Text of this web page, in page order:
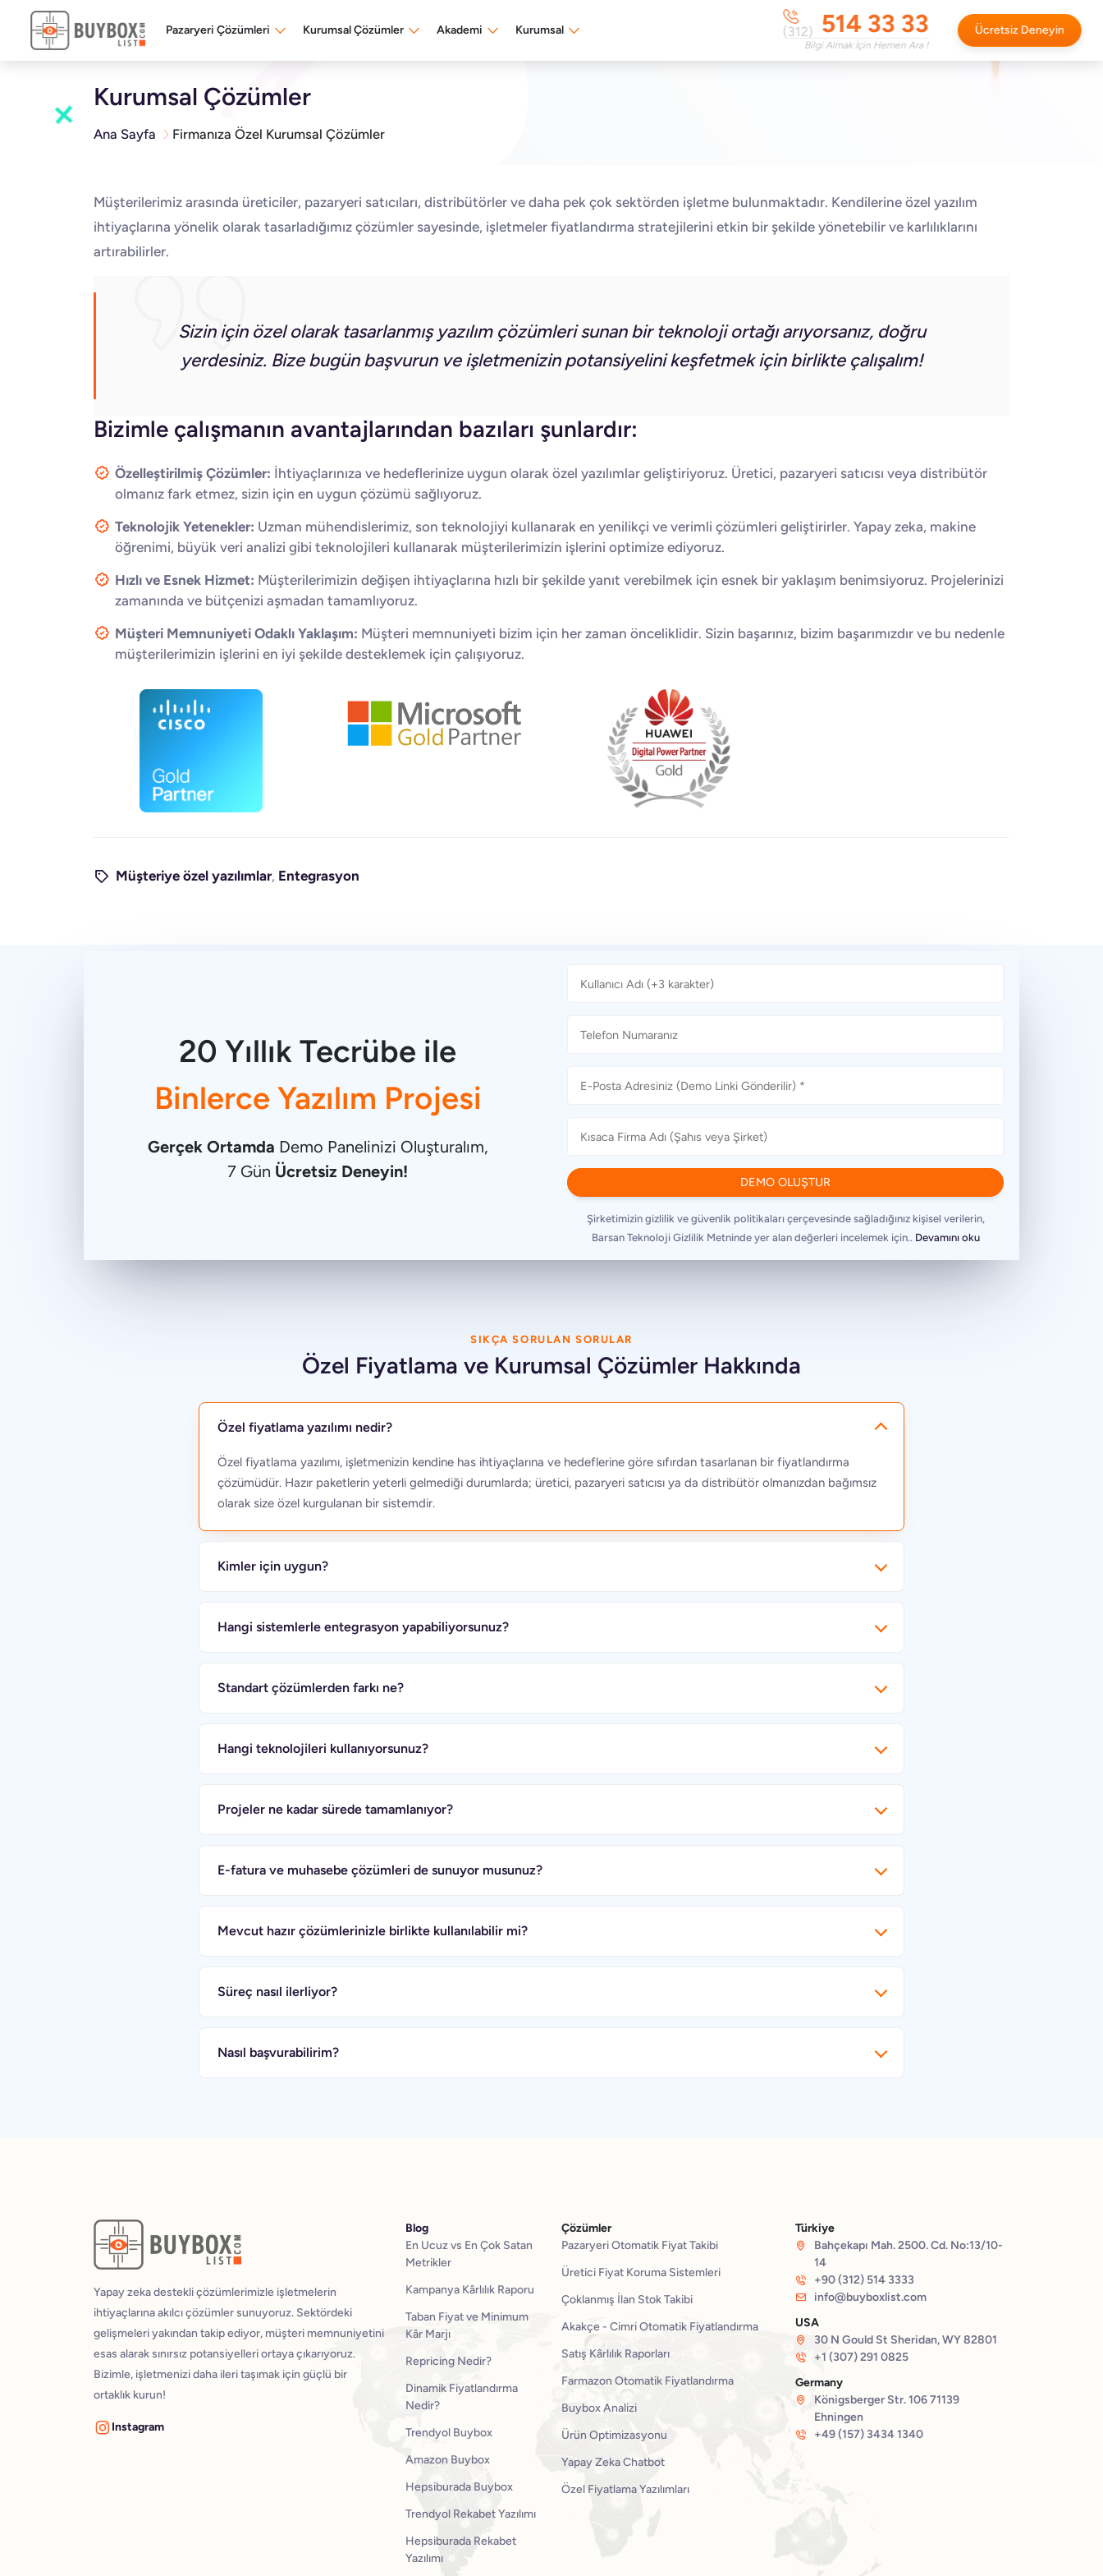
Pazaryeri Çözümleri Kurumsal Çözümler Akademi Kurumsal (312) 514 33 33
Bilgi Almak İçin Hemen Ara !
Ücretsiz Deneyin
Kurumsal Çözümler
Ana Sayfa Firmanıza Özel Kurumsal Çözümler
Müşterilerimiz arasında üreticiler, pazaryeri satıcıları, distribütörler ve daha pek çok sektörden işletme bulunmaktadır. Kendilerine özel yazılım
ihtiyaçlarına yönelik olarak tasarladığımız çözümler sayesinde, işletmeler fiyatlandırma stratejilerini etkin bir şekilde yönetebilir ve karlılıklarını
artırabilirler.
Sizin için özel olarak tasarlanmış yazılım çözümleri sunan bir teknoloji ortağı arıyorsanız, doğru
yerdesiniz. Bize bugün başvurun ve işletmenizin potansiyelini keşfetmek için birlikte çalışalım!
Bizimle çalışmanın avantajlarından bazıları şunlardır:
Özelleştirilmiş Çözümler: İhtiyaçlarınıza ve hedeflerinize uygun olarak özel yazılımlar geliştiriyoruz. Üretici, pazaryeri satıcısı veya distribütör
olmanız fark etmez, sizin için en uygun çözümü sağlıyoruz.
Teknolojik Yetenekler: Uzman mühendislerimiz, son teknolojiyi kullanarak en yenilikçi ve verimli çözümleri geliştirirler. Yapay zeka, makine
öğrenimi, büyük veri analizi gibi teknolojileri kullanarak müşterilerimizin işlerini optimize ediyoruz.
Hızlı ve Esnek Hizmet: Müşterilerimizin değişen ihtiyaçlarına hızlı bir şekilde yanıt verebilmek için esnek bir yaklaşım benimsiyoruz. Projelerinizi
zamanında ve bütçenizi aşmadan tamamlıyoruz.
Müşteri Memnuniyeti Odaklı Yaklaşım: Müşteri memnuniyeti bizim için her zaman önceliklidir. Sizin başarınız, bizim başarımızdır ve bu nedenle
müşterilerimizin işlerini en iyi şekilde desteklemek için çalışıyoruz.
Müşteriye özel yazılımlar, Entegrasyon
20 Yıllık Tecrübe ile
Binlerce Yazılım Projesi
Gerçek Ortamda Demo Panelinizi Oluşturalım,
7 Gün Ücretsiz Deneyin!
Şirketimizin gizlilik ve güvenlik politikaları çerçevesinde sağladığınız kişisel verilerin,
Barsan Teknoloji Gizlilik Metninde yer alan değerleri incelemek için.. Devamını oku
SIKÇA SORULAN SORULAR
Özel Fiyatlama ve Kurumsal Çözümler Hakkında
Özel fiyatlama yazılımı nedir?
Özel fiyatlama yazılımı, işletmenizin kendine has ihtiyaçlarına ve hedeflerine göre sıfırdan tasarlanan bir fiyatlandırma
çözümüdür. Hazır paketlerin yeterli gelmediği durumlarda; üretici, pazaryeri satıcısı ya da distribütör olmanızdan bağımsız
olarak size özel kurgulanan bir sistemdir.
Kimler için uygun?
Hangi sistemlerle entegrasyon yapabiliyorsunuz?
Standart çözümlerden farkı ne?
Hangi teknolojileri kullanıyorsunuz?
Projeler ne kadar sürede tamamlanıyor?
E-fatura ve muhasebe çözümleri de sunuyor musunuz?
Mevcut hazır çözümlerinizle birlikte kullanılabilir mi?
Süreç nasıl ilerliyor?
Nasıl başvurabilirim?
Yapay zeka destekli çözümlerimizle işletmelerin
ihtiyaçlarına akılcı çözümler sunuyoruz. Sektördeki
gelişmeleri yakından takip ediyor, müşteri memnuniyetini
esas alarak sınırsız potansiyelleri ortaya çıkarıyoruz.
Bizimle, işletmenizi daha ileri taşımak için güçlü bir
ortaklık kurun!
Instagram
Blog
En Ucuz vs En Çok Satan
Metrikler
Kampanya Kârlılık Raporu
Taban Fiyat ve Minimum
Kâr Marjı
Repricing Nedir?
Dinamik Fiyatlandırma
Nedir?
Trendyol Buybox
Amazon Buybox
Hepsiburada Buybox
Trendyol Rekabet Yazılımı
Hepsiburada Rekabet
Yazılımı
Çözümler
Pazaryeri Otomatik Fiyat Takibi
Üretici Fiyat Koruma Sistemleri
Çoklanmış İlan Stok Takibi
Akakçe - Cimri Otomatik Fiyatlandırma
Satış Kârlılık Raporları
Farmazon Otomatik Fiyatlandırma
Buybox Analizi
Ürün Optimizasyonu
Yapay Zeka Chatbot
Özel Fiyatlama Yazılımları
Türkiye
Bahçekapı Mah. 2500. Cd. No:13/10-
14
+90 (312) 514 3333
info@buyboxlist.com
USA
30 N Gould St Sheridan, WY 82801
+1 (307) 291 0825
Germany
Königsberger Str. 106 71139
Ehningen
+49 (157) 3434 1340